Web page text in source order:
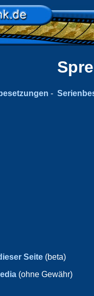
-
Seite (beta)
(ohne Gewähr)